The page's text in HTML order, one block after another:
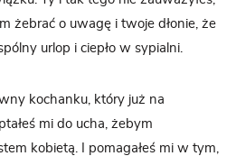
żebrać o uwagę i twoje dłonie, że
urlop i ciepło w sypialni.
kochanku, który już na
mi do ucha, żebym
kobietą. I pomagałeś mi w tym,